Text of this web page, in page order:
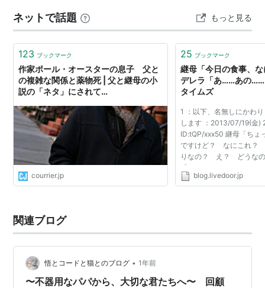
話…
ネットで話題 もっと見る
123 ブックマーク
作家ポール・オースターの息子 父と
の複雑な関係と薬物死 | 父と継母の小
説の「ネタ」にされて…
courrier.jp
25 ブックマーク
継母「今日の食事、
デレラ「あ……あの……
タイムズ
1 ：以下、名無しにかわ
します ：2013/07/19(金)
ID:tQP/xxx50 継母「ちょ
ですけど？ なにこれ？
りなの？ え？ どうなの
「そ、それは……あの……
りません……」 継母「ん
blog.livedoor.jp
関連ブログ
悟とコードと猫とのブログ • 1年前
〜不器用なパパから、大切な君たちへ〜 回顧